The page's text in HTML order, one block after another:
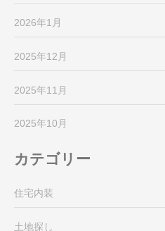
2026年1月
2025年12月
2025年11月
2025年10月
カテゴリー
住宅内装
土地探し